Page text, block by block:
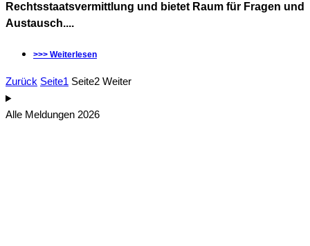
Rechtsstaatsvermittlung und bietet Raum für Fragen und
Austausch....
>>> Weiterlesen
Zurück Seite1 Seite2 Weiter
Alle Meldungen 2026